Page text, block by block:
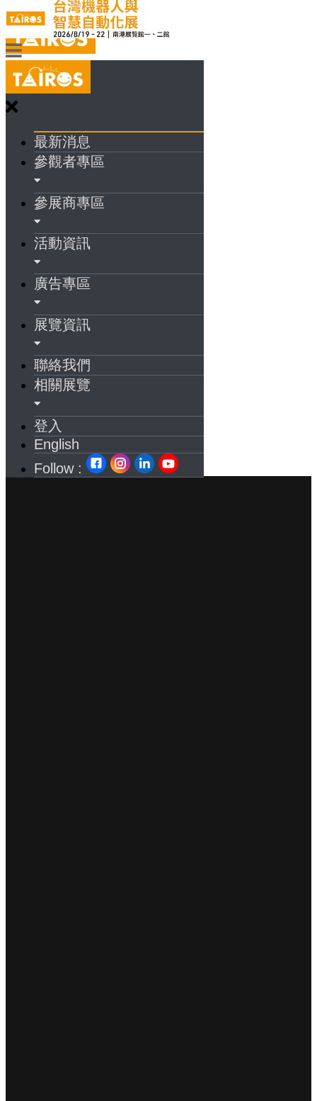
最新消息
參觀者專區
參展商專區
活動資訊
廣告專區
展覽資訊
聯絡我們
相關展覽
登入
English
Follow :